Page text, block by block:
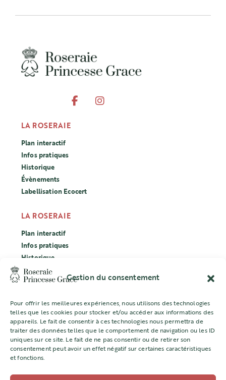
Gestion du consentement
Pour offrir les meilleures expériences, nous utilisons des technologies
telles que les cookies pour stocker et/ou accéder aux informations des
appareils. Le fait de consentir à ces technologies nous permettra de
traiter des données telles que le comportement de navigation ou les ID
uniques sur ce site. Le fait de ne pas consentir ou de retirer son
consentement peut avoir un effet négatif sur certaines caractéristiques
et fonctions.
LA ROSERAIE
Plan interactif
Infos pratiques
Historique
Évènements
Labellisation Ecocert
LA ROSERAIE
Plan interactif
Infos pratiques
Historique
Évènements
Labellisation Ecocert
CONCOURS
L’ASSOCIATION
Mentions légales